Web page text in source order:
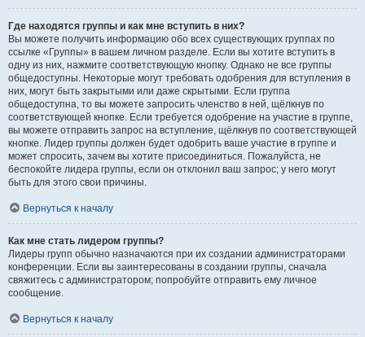
Где находятся группы и как мне вступить в них?
Вы можете получить информацию обо всех существующих группах по
ссылке «Группы» в вашем личном разделе. Если вы хотите вступить в
одну из них, нажмите соответствующую кнопку. Однако не все группы
общедоступны. Некоторые могут требовать одобрения для вступления в
них, могут быть закрытыми или даже скрытыми. Если группа
общедоступна, то вы можете запросить членство в ней, щёлкнув по
соответствующей кнопке. Если требуется одобрение на участие в группе,
вы можете отправить запрос на вступление, щёлкнув по соответствующей
кнопке. Лидер группы должен будет одобрить ваше участие в группе и
может спросить, зачем вы хотите присоединиться. Пожалуйста, не
беспокойте лидера группы, если он отклонил ваш запрос; у него могут
быть для этого свои причины.
Вернуться к началу
Как мне стать лидером группы?
Лидеры групп обычно назначаются при их создании администраторами
конференции. Если вы заинтересованы в создании группы, сначала
свяжитесь с администратором; попробуйте отправить ему личное
сообщение.
Вернуться к началу